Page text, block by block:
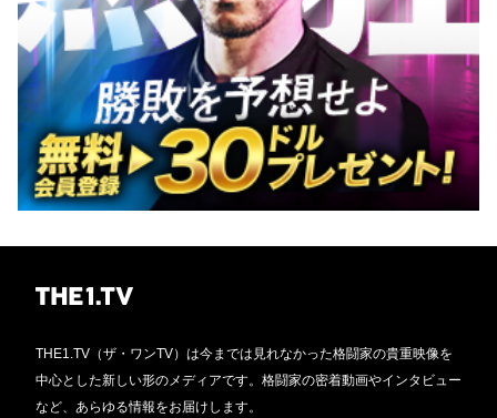
THE1.TV（ザ・ワンTV）は今までは見れなかった格闘家の貴重映像を
中心とした新しい形のメディアです。格闘家の密着動画やインタビュー
など、あらゆる情報をお届けします。